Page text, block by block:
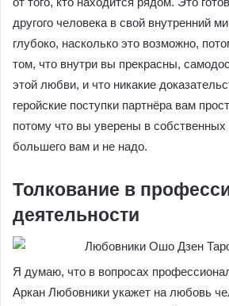
другого человека в свой внутренний
глубоко, насколько это возможно,
том, что внутри вы прекрасны,
этой любви, и что никакие
геройские поступки партнёра вам
потому что вы уверены в собственных
большего вам и не надо.
Толкование в
деятельности
Я думаю, что в вопросах
Аркан Любовники укажет на любовь